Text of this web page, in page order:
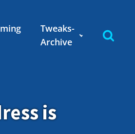
Tweaks-
Archive
is